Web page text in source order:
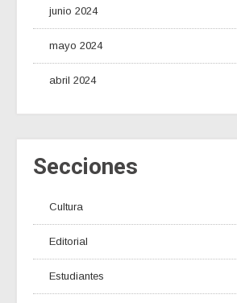
junio 2024
mayo 2024
abril 2024
Secciones
Cultura
Editorial
Estudiantes